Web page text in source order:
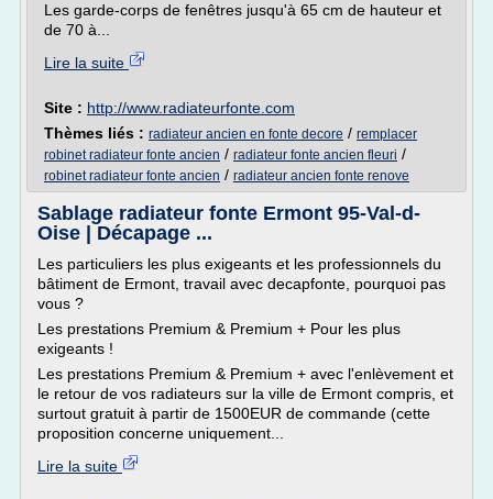
Les garde-corps de fenêtres jusqu'à 65 cm de hauteur et
de 70 à...
Lire la suite
Site : http://www.radiateurfonte.com
Thèmes liés : radiateur ancien en fonte decore / remplacer
robinet radiateur fonte ancien / radiateur fonte ancien fleuri /
robinet radiateur fonte ancien / radiateur ancien fonte renove
Sablage radiateur fonte Ermont 95-Val-d-
Oise | Décapage ...
Les particuliers les plus exigeants et les professionnels du
bâtiment de Ermont, travail avec decapfonte, pourquoi pas
vous ?
Les prestations Premium & Premium + Pour les plus
exigeants !
Les prestations Premium & Premium + avec l'enlèvement et
le retour de vos radiateurs sur la ville de Ermont compris, et
surtout gratuit à partir de 1500EUR de commande (cette
proposition concerne uniquement...
Lire la suite